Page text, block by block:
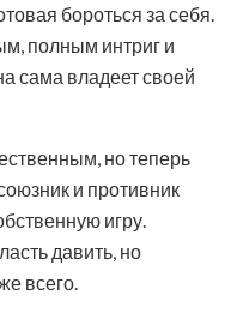
бороться за себя.
полным интриг и
сама владеет своей
но теперь
и противник
игру.
давить, но
всего.